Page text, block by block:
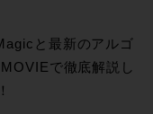
と最新のアルゴ
で徹底解説し